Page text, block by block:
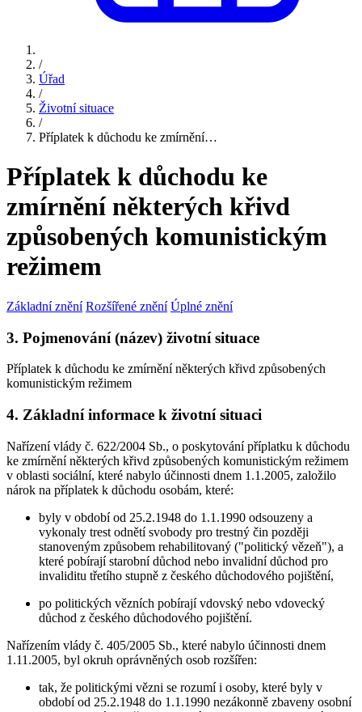
/
Úřad
/
Životní situace
/
Příplatek k důchodu ke zmírnění…
Příplatek k důchodu ke
zmírnění některých křivd
způsobených komunistickým
režimem
Základní znění Rozšířené znění Úplné znění
3. Pojmenování (název) životní situace
Příplatek k důchodu ke zmírnění některých křivd způsobených
komunistickým režimem
4. Základní informace k životní situaci
Nařízení vlády č. 622/2004 Sb., o poskytování příplatku k důchodu
ke zmírnění některých křivd způsobených komunistickým režimem
v oblasti sociální, které nabylo účinnosti dnem 1.1.2005, založilo
nárok na příplatek k důchodu osobám, které:
byly v období od 25.2.1948 do 1.1.1990 odsouzeny a
vykonaly trest odnětí svobody pro trestný čin později
stanoveným způsobem rehabilitovaný ("politický vězeň"), a
které pobírají starobní důchod nebo invalidní důchod pro
invaliditu třetího stupně z českého důchodového pojištění,
po politických vězních pobírají vdovský nebo vdovecký
důchod z českého důchodového pojištění.
Nařízením vlády č. 405/2005 Sb., které nabylo účinnosti dnem
1.11.2005, byl okruh oprávněných osob rozšířen:
tak, že politickými vězni se rozumí i osoby, které byly v
období od 25.2.1948 do 1.1.1990 nezákonně zbaveny osobní